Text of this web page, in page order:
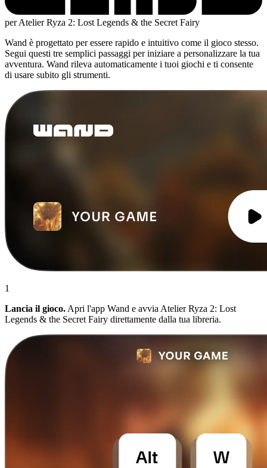
per Atelier Ryza 2: Lost Legends & the Secret Fairy
Wand è progettato per essere rapido e intuitivo come il gioco stesso.
Segui questi tre semplici passaggi per iniziare a personalizzare la tua
avventura. Wand rileva automaticamente i tuoi giochi e ti consente
di usare subito gli strumenti.
1
Lancia il gioco. Apri l'app Wand e avvia Atelier Ryza 2: Lost
Legends & the Secret Fairy direttamente dalla tua libreria.